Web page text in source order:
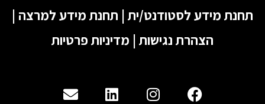
מידע לסטודנט/ית|תחנת מידע למרצה|
הצהרת נגישות|מדיניות פרטיות
Facebook
Instagram
Linkedin
Envelope